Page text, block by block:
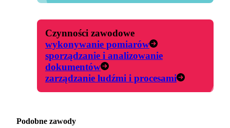
Czynności zawodowe
wykonywanie pomiarów
sporządzanie i analizowanie
dokumentów
zarządzanie ludźmi i procesami
Podobne zawody